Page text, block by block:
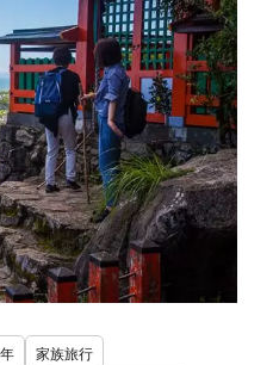
家族旅行